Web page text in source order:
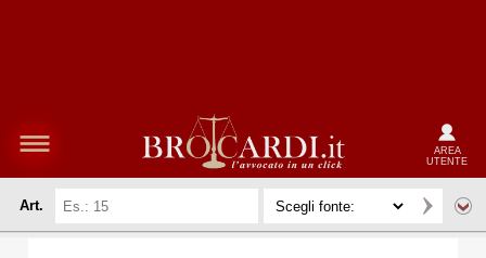
AREA
UTENTE
Art.